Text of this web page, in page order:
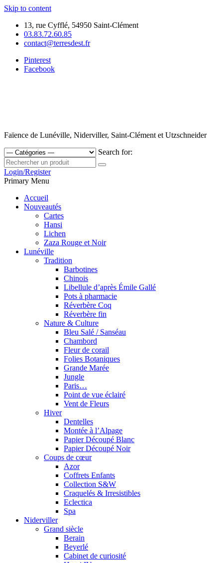
Skip to content
13, rue Cyfflé, 54950 Saint-Clément
03.83.72.60.85
contact@terresdest.fr
Pinterest
Facebook
Faïence de Lunéville, Niderviller, Saint-Clément et Utzschneider
Search for:
Login/Register
Primary Menu
Accueil
Nouveautés
Cartes
Hansi
Lichen
Zaza Rouge et Noir
Lunéville
Tradition
Barbotines
Chinois
Libellule d’après Émile Gallé
Pots à pharmacie
Réverbère Coq
Réverbère fin
Nature & Culture
Bleu Salé / Sanséau
Chambord
Fleur de corail
Folies Botaniques
Grande Marée
Jungle
Paris…
Point de vue éclairé
Vent de Fleurs
Hiver
Dentelles
Montée à l’Alpage
Papier Découpé Blanc
Papier Découpé Noir
Coups de cœur
Azor
Coffrets Enfants
Collection S&W
Craquelés & Irresistibles
Eclectica
Spa
Niderviller
Grand siècle
Berain
Beyerlé
Cabinet de curiosité